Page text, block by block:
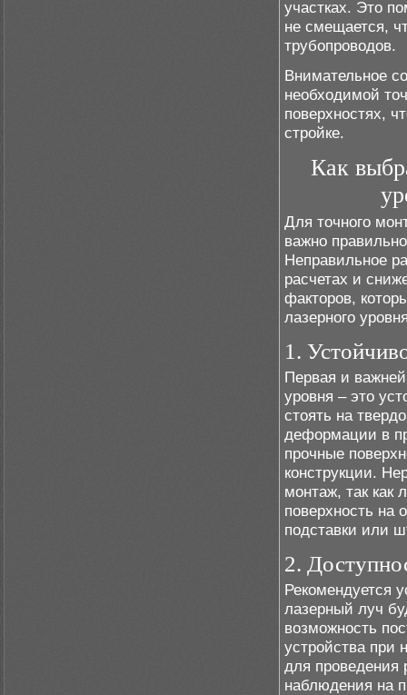
участках. Это
не смещается,
трубопроводов.
Внимательное
необходимой
поверхностях,
стройке.
Как
Для точного
важно
Неправильное
расчетах и
факторов,
лазерного
1.
Первая и
уровня – это
стоять на
деформации в
прочные
конструкции.
монтаж, так как
поверхность на
подставки или
2.
Рекомендуется
лазерный луч
возможность
устройства при
для проведения
наблюдения на